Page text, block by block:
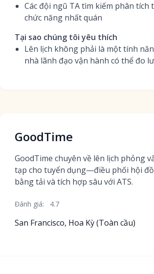
Các đội ngũ TA tìm kiếm phân
chức năng nhất quán
Tại sao chúng tôi yêu thích
Lên lịch không phải là một tính
nhà lãnh đạo vận hành có thể đo
GoodTime
GoodTime chuyên về lên lịch phỏng
tạp cho tuyển dụng—điều phối hội
bằng tải và tích hợp sâu với ATS.
Đánh giá: 4.7
San Francisco, Hoa Kỳ (Toàn cầu)